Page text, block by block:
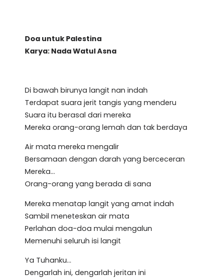
Doa untuk Palestina
Karya: Nada Watul Asna
Di bawah birunya langit nan indah
Terdapat suara jerit tangis yang menderu
Suara itu berasal dari mereka
Mereka orang-orang lemah dan tak berdaya
Air mata mereka mengalir
Bersamaan dengan darah yang berceceran
Mereka…
Orang-orang yang berada di sana
Mereka menatap langit yang amat indah
Sambil meneteskan air mata
Perlahan doa-doa mulai mengalun
Memenuhi seluruh isi langit
Ya Tuhanku…
Dengarlah ini, dengarlah jeritan ini